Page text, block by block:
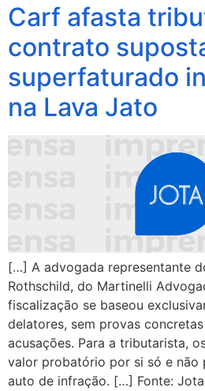
Carf afasta
contrato
superfaturado
na Lava Jato
[…] A advogada representante
Rothschild, do Martinelli
fiscalização se baseou
delatores, sem provas
acusações. Para a tributarista,
valor probatório por si só e não
auto de infração. […] Fonte: